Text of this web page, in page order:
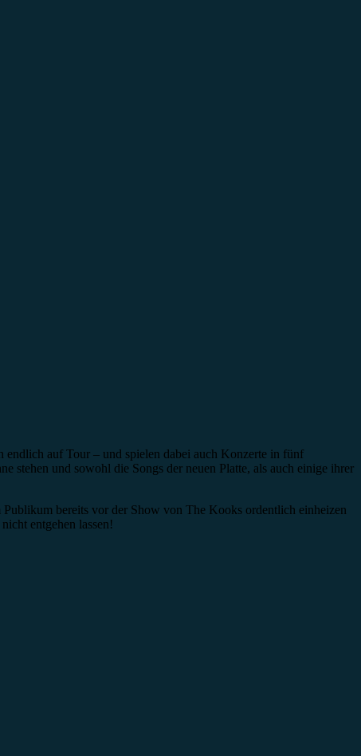
endlich auf Tour – und spielen dabei auch Konzerte in fünf
und sowohl die Songs der neuen Platte, als auch einige ihrer
Publikum bereits vor der Show von The Kooks ordentlich einheizen
entgehen lassen!